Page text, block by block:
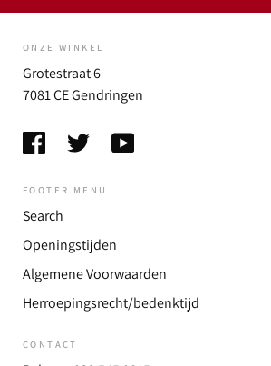
ONZE WINKEL
Grotestraat 6
7081 CE Gendringen
FOOTER MENU
Search
Openingstijden
Algemene Voorwaarden
Herroepingsrecht/bedenktijd
CONTACT